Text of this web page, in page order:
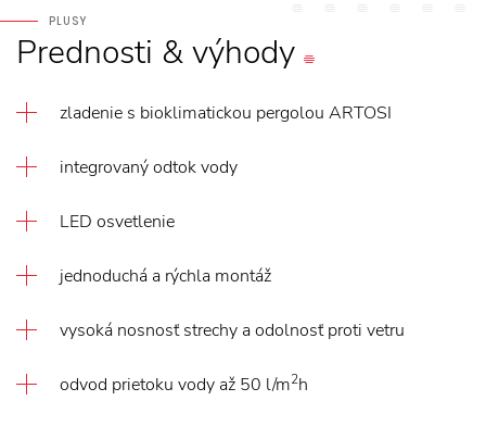
PLUSY
Prednosti &výhody
zladenie s bioklimatickou pergolou ARTOSI
integrovaný odtok vody
LED osvetlenie
jednoduchá a rýchla montáž
vysoká nosnosť strechy a odolnosť proti vetru
odvod prietoku vody až 50 l/m2h